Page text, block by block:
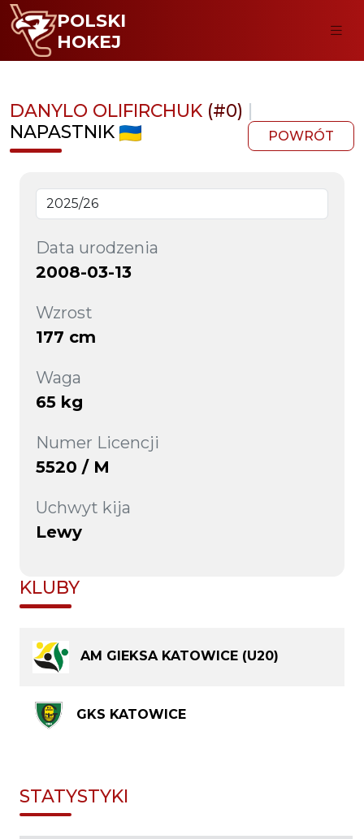
POLSKI
HOKEJ
DANYLO OLIFIRCHUK (#0) |
NAPASTNIK
POWRÓT
Data urodzenia
2008-03-13
Wzrost
177 cm
Waga
65 kg
Numer Licencji
5520 / M
Uchwyt kija
Lewy
KLUBY
AM GIEKSA KATOWICE (U20)
GKS KATOWICE
STATYSTYKI